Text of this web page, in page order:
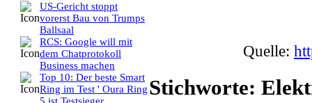
US-Gericht stoppt
vorerst Bau von Trumps
Ballsaal
RCS: Google will mit
dem Chatprotokoll
Business machen
Top 10: Der beste Smart
Ring im Test ' Oura Ring
Quelle:
Stichworte: